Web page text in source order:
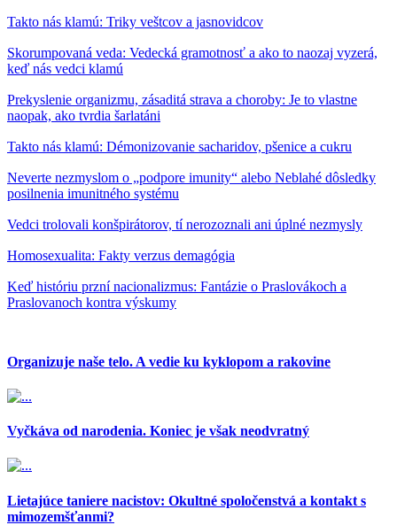
Takto nás klamú: Triky veštcov a jasnovidcov
Skorumpovaná veda: Vedecká gramotnosť a ako to naozaj vyzerá,
keď nás vedci klamú
Prekyslenie organizmu, zásaditá strava a choroby: Je to vlastne
naopak, ako tvrdia šarlatáni
Takto nás klamú: Démonizovanie sacharidov, pšenice a cukru
Neverte nezmyslom o „podpore imunity“ alebo Neblahé dôsledky
posilnenia imunitného systému
Vedci trolovali konšpirátorov, tí nerozoznali ani úplné nezmysly
Homosexualita: Fakty verzus demagógia
Keď históriu przní nacionalizmus: Fantázie o Praslovákoch a
Praslovanoch kontra výskumy
Organizuje naše telo. A vedie ku kyklopom a rakovine
Vyčkáva od narodenia. Koniec je však neodvratný
Lietajúce taniere nacistov: Okultné spoločenstvá a kontakt s
mimozemšťanmi?